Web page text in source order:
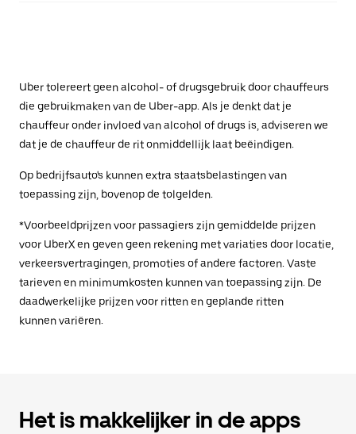
Uber tolereert geen alcohol- of drugsgebruik door chauffeurs
die gebruikmaken van de Uber-app. Als je denkt dat je
chauffeur onder invloed van alcohol of drugs is, adviseren we
dat je de chauffeur de rit onmiddellijk laat beëindigen.
Op bedrijfsauto's kunnen extra staatsbelastingen van
toepassing zijn, bovenop de tolgelden.
*Voorbeeldprijzen voor passagiers zijn gemiddelde prijzen
voor UberX en geven geen rekening met variaties door locatie,
verkeersvertragingen, promoties of andere factoren. Vaste
tarieven en minimumkosten kunnen van toepassing zijn. De
daadwerkelijke prijzen voor ritten en geplande ritten
kunnen variëren.
Het is makkelijker in de apps